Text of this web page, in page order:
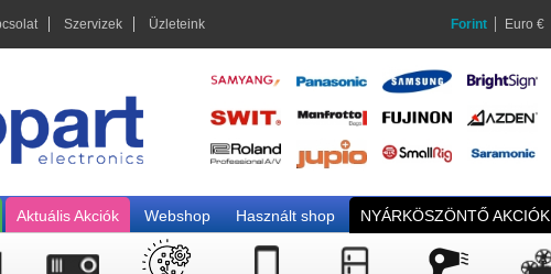
Szervizek Üzleteink Forint Euro €
Aktuális Akciók Webshop Használt shop NYÁRKÖSZÖNTŐ AKCIÓK